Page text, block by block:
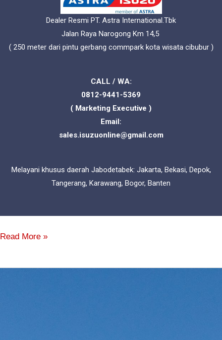
Dealer Resmi PT. Astra International.Tbk
Jalan Raya Narogong Km 14,5
( 250 meter dari pintu gerbang commpark kota wisata cibubur )
CALL / WA:
0812-9441-5369
( Marketing Executive )
Email:
sales.isuzuonline@gmail.com
Melayani khusus daerah Jabodetabek: Jakarta, Bekasi, Depok,
Tangerang, Karawang, Bogor, Banten
Read More »